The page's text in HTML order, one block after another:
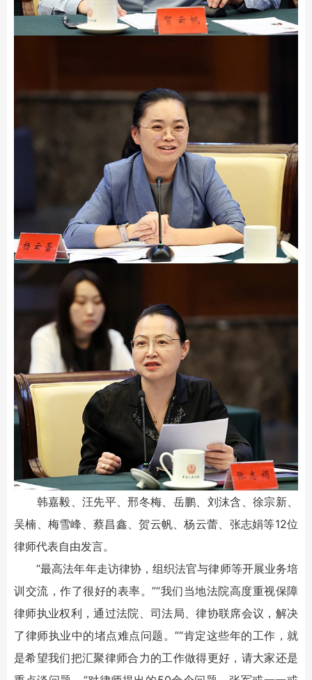
韩嘉毅、汪先平、邢冬梅、岳鹏、刘沫含、徐宗新、
吴楠、梅雪峰、蔡昌鑫、贺云帆、杨云蕾、张志娟等12位
律师代表自由发言。
“最高法年年走访律协，组织法官与律师等开展业务培
训交流，作了很好的表率。”“我们当地法院高度重视保障
律师执业权利，通过法院、司法局、律协联席会议，解决
了律师执业中的堵点难点问题。”“肯定这些年的工作，就
是希望我们把汇聚律师合力的工作做得更好，请大家还是